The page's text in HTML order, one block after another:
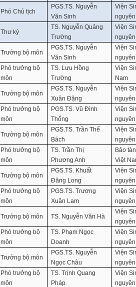
Phó Chủ tịch
PGS.TS. Nguyễn
Văn Sinh
Viện
Thư ký
TS. Nguyễn Quảng
Trường
Viện
Trưởng bộ môn
PGS.TS. Nguyễn
Văn Sinh
Viện
Phó trưởng bộ
môn
TS. Lưu Hồng
Trường
Viện
Nam
Trưởng bộ môn
PGS.TS. Nguyễn
Xuân Đặng
Viện
Phó trưởng bộ
môn
PGS.TS. Vũ Đình
Thống
Viện
Trưởng bộ môn
PGS.TS. Trần Thế
Bách
Viện
Phó trưởng bộ
môn
TS. Trần Thị
Phương Anh
Bảo
Việt
Trưởng bộ môn
PGS.TS. Khuất
Đăng Long
Viện
Phó trưởng bộ
môn
PGS.TS. Trương
Xuân Lam
Viện
Trưởng bộ môn TS. Nguyễn Văn Hà
Viện
Phó trưởng bộ
môn
TS. Phạm Ngọc
Doanh
Viện
Trưởng bộ môn
PGS.TS. Nguyễn
Ngọc Châu
Viện
Phó trưởng bộ
môn
TS. Trịnh Quang
Pháp
Viện